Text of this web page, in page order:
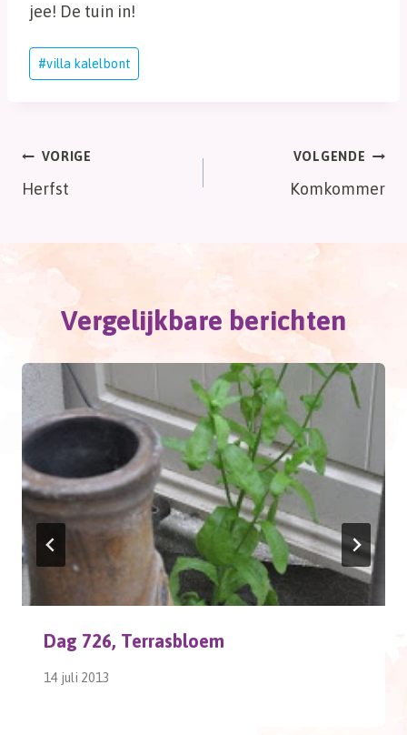
jee! De tuin in!
Bericht
tags:
#villa kalelbont
Bericht
navigatie
VORIGE
Herfst
VOLGENDE
Komkommer
Vergelijkbare berichten
Dag 726, Terrasbloem
14 juli 2013